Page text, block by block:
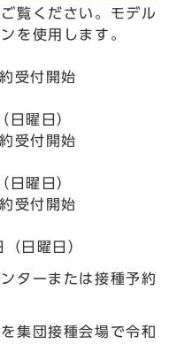
覧ください。モデル
を使用します。
受付開始
曜日）
受付開始
曜日）
受付開始
日曜日）
ターまたは接種予約
集団接種会場で令和